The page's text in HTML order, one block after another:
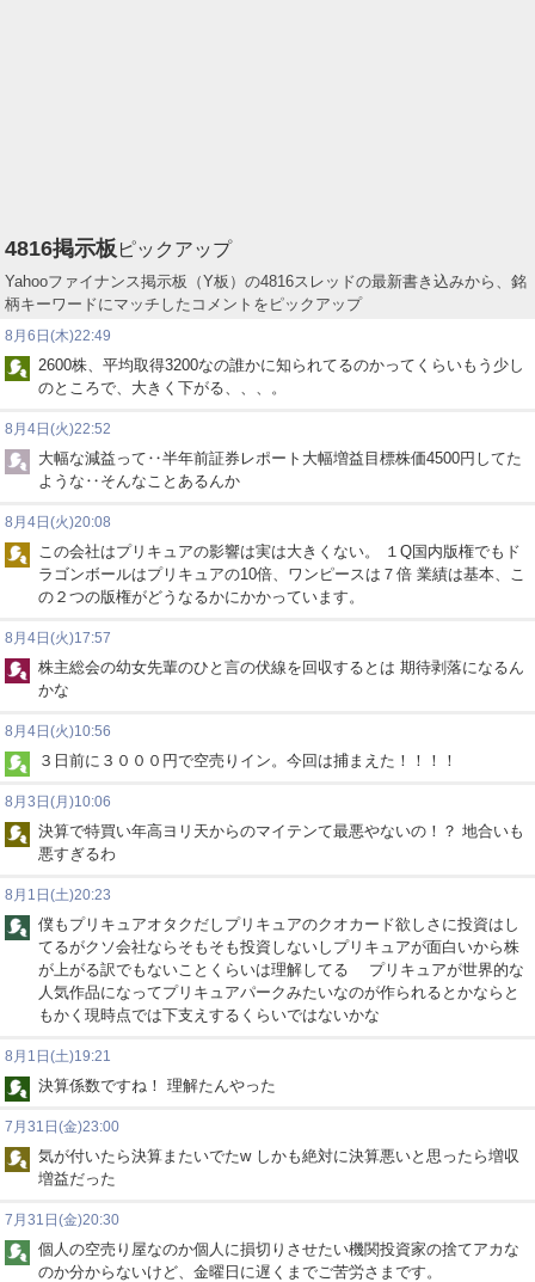
4816掲示板 ピックアップ
Yahooファイナンス掲示板（Y板）の4816スレッドの最新書き込みから、銘
柄キーワードにマッチしたコメントをピックアップ
8月6日(木)22:49
2600株、平均取得3200なの誰かに知られてるのかってくらいもう少し
のところで、大きく下がる、、、。
8月4日(火)22:52
大幅な減益って‥半年前証券レポート大幅増益目標株価4500円してた
ような‥そんなことあるんか
8月4日(火)20:08
この会社はプリキュアの影響は実は大きくない。 １Q国内版権でもド
ラゴンボールはプリキュアの10倍、ワンピースは７倍 業績は基本、こ
の２つの版権がどうなるかにかかっています。
8月4日(火)17:57
株主総会の幼女先輩のひと言の伏線を回収するとは 期待剥落になるん
かな
8月4日(火)10:56
３日前に３０００円で空売りイン。今回は捕まえた！！！！
8月3日(月)10:06
決算で特買い年高ヨリ天からのマイテンて最悪やないの！？ 地合いも
悪すぎるわ
8月1日(土)20:23
僕もプリキュアオタクだしプリキュアのクオカード欲しさに投資はし
てるがクソ会社ならそもそも投資しないしプリキュアが面白いから株
が上がる訳でもないことくらいは理解してる プリキュアが世界的な
人気作品になってプリキュアパークみたいなのが作られるとかならと
もかく現時点では下支えするくらいではないかな
8月1日(土)19:21
決算係数ですね！ 理解たんやった
7月31日(金)23:00
気が付いたら決算またいでたw しかも絶対に決算悪いと思ったら増収
増益だった
7月31日(金)20:30
個人の空売り屋なのか個人に損切りさせたい機関投資家の捨てアカな
のか分からないけど、金曜日に遅くまでご苦労さまです。